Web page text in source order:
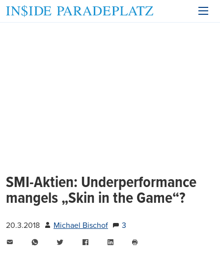
SMI-Aktien: Underperformance
mangels „Skin in the Game“?
20.3.2018 Michael Bischof
3
WhatsAppTwitter FacebookLinkedIn